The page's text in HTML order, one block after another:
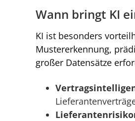
Wann bringt KI
KI ist besonders
Mustererkennung,
großer Datensätze